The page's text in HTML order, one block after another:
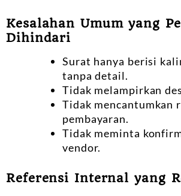
Kesalahan Umum yang
Dihindari
Surat hanya berisi
tanpa detail.
Tidak melampirkan
Tidak mencantumkan
pembayaran.
Tidak meminta
vendor.
Referensi Internal yang